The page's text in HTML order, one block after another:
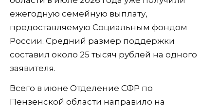
ежегодную семейную выплату,
предоставляемую Социальным фондом
России. Средний размер поддержки
составил около 25 тысяч рублей на одного
заявителя.
Всего в июне Отделение СФР по
Пензенской области направило на